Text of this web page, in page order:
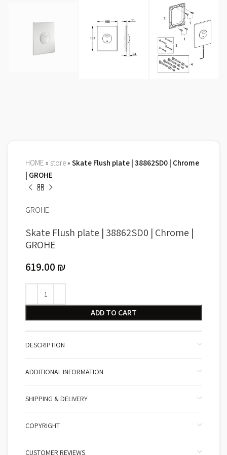
HOME » store» Skate Flush plate | 38862SD0 | Chrome
| GROHE
GROHE
Skate Flush plate | 38862SD0 | Chrome |
GROHE
619.00 ₪
ADD TO CART
DESCRIPTION
ADDITIONAL INFORMATION
SHIPPING & DELIVERY
COPYRIGHT
CUSTOMER REVIEWS